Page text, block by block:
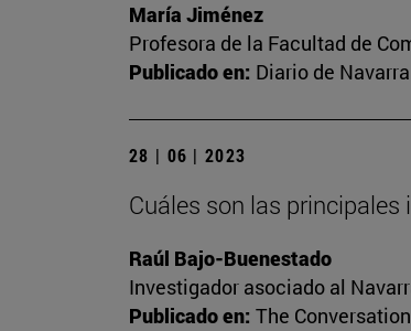
María Jiménez
Profesora de la Facultad de
Publicado en: Diario de Navarra
28 | 06 | 2023
Cuáles son las
Raúl Bajo-Buenestado
Investigador asociado al
Publicado en: The Conversation